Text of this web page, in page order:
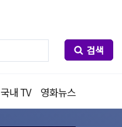
검색
국내 TV 영화뉴스